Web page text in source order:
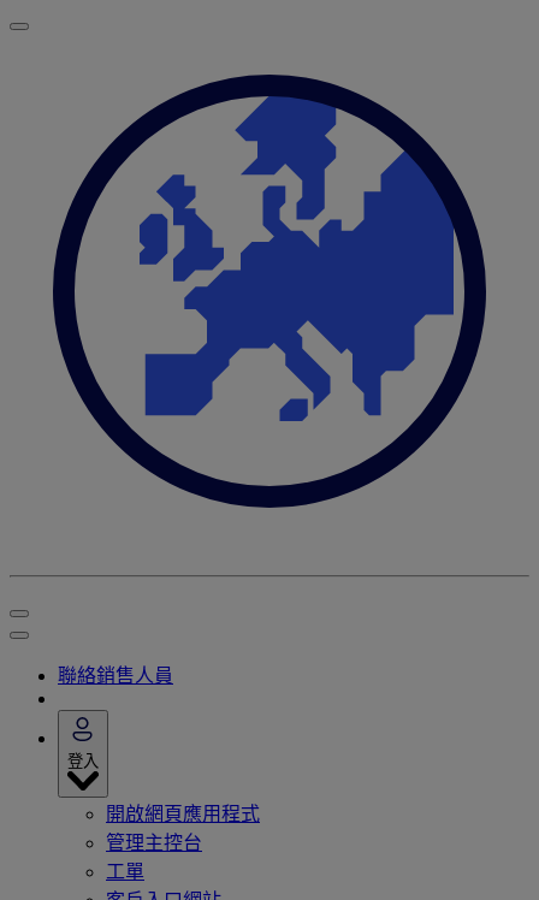
聯絡銷售人員
登入
開啟網頁應用程式
管理主控台
工單